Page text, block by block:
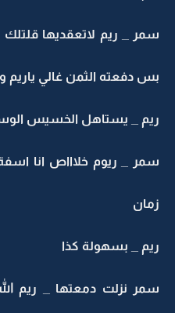
سمر _ ريم لاتعقديها
بس دفعته الثمن غالي ياريم
ريم _ يستاهل الخسيس
سمر _ ريوم خلاااص انا
زمان
ريم _ بسهولة كذا
سمر نزلت دمعتها _ ريم